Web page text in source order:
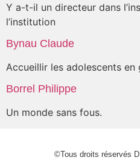
Y a-t-il un directeur dans
l’institution
Bynau Claude
Accueillir les adolescents
Borrel Philippe
Un monde sans fous.
©Tous droits réservés